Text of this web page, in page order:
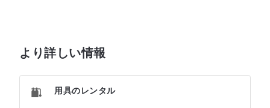
より詳しい情報
用具のレンタル